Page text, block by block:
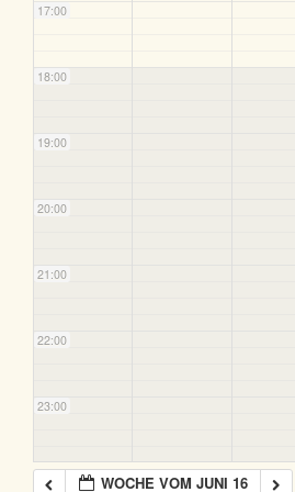
17:00
18:00
19:00
20:00
21:00
22:00
23:00
WOCHE VOM JUNI 16